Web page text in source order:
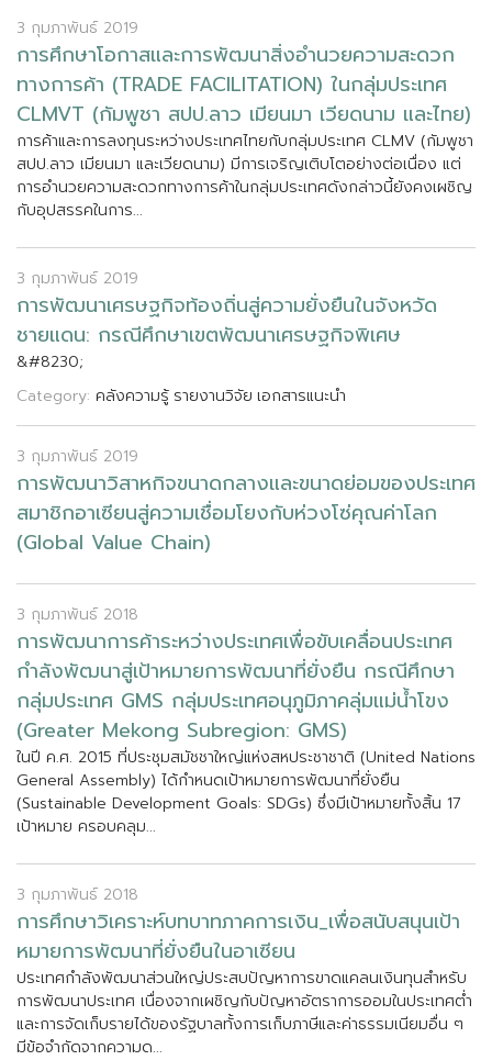
3 กุมภาพันธ์ 2019
การศกษาโอกาสและการพฒนาสงอนวยความสะดวก
ทางการคา (TRADE FACILITATION) ในกลมประเทศ
CLMVT (กมพชา สปป.ลาว เมยนมา เวยดนาม และไทย)
การคาและการลงทนระหวางประเทศไทยกบกลมประเทศ CLMV (กมพชา
สปป.ลาว เมยนมา และเวยดนาม) มการเจรญเตบโตอยางตอเนอง แต
การอนวยความสะดวกทางการคาในกลมประเทศดงกลาวนยงคงเผชญ
กบอปสรรคในการ...
3 กุมภาพันธ์ 2019
การพฒนาเศรษฐกจทองถนสความยงยนในจงหวด
ชายแดน: กรณศกษาเขตพฒนาเศรษฐกจพเศษ
&#8230;
Category: คลังความรู้ รายงานวิจัย เอกสารแนะนำ
3 กุมภาพันธ์ 2019
การพฒนาวสาหกจขนาดกลางและขนาดยอมของประเทศ
สมาชกอาเซยนสความเชอมโยงกบหวงโซคณคาโลก
(Global Value Chain)
3 กุมภาพันธ์ 2018
การพฒนาการคาระหวางประเทศเพอขบเคลอนประเทศ
กลงพฒนาสเปาหมายการพฒนาทยงยน กรณศกษา
กลมประเทศ GMS กลมประเทศอนภมภาคลมแมนโขง
(Greater Mekong Subregion: GMS)
ในป ค.ศ. 2015 ทประชมสมชชาใหญแหงสหประชาชาต (United Nations
General Assembly) ไดกหนดเปาหมายการพฒนาทยงยน
(Sustainable Development Goals: SDGs) ซงมเปาหมายทงสน 17
เปาหมาย ครอบคลม...
3 กุมภาพันธ์ 2018
การศกษาวเคราะหบทบาทภาคการเงน_เพอสนบสนนเปา
หมายการพฒนาทยงยนในอาเซยน
ประเทศกลงพฒนาสวนใหญประสบปญหาการขาดแคลนเงนทนสหรบ
การพฒนาประเทศ เนองจากเผชญกบปญหาอตราการออมในประเทศต
และการจดเกบรายไดของรฐบาลทงการเกบภาษและคาธรรมเนยมอน ๆ
มขอจกดจากความด...